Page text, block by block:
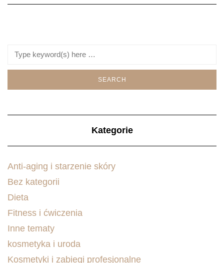
Kategorie
Anti-aging i starzenie skóry
Bez kategorii
Dieta
Fitness i ćwiczenia
Inne tematy
kosmetyka i uroda
Kosmetyki i zabiegi profesjonalne